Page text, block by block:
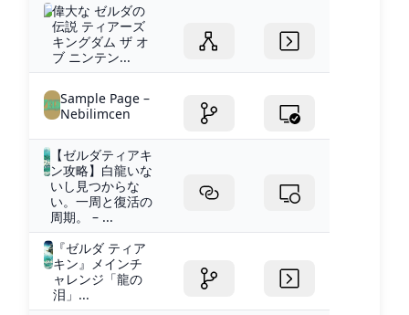
偉大な ゼルダの
伝説 ティアーズ
キングダム ザ オ
ブ ニンテン...
Sample Page –
Nebilimcen
【ゼルダティアキ
ン攻略】白龍いな
いし見つからな
い。一周と復活の
周期。 – ...
『ゼルダ ティア
キン』メインチ
ャレンジ「龍の
泪」...